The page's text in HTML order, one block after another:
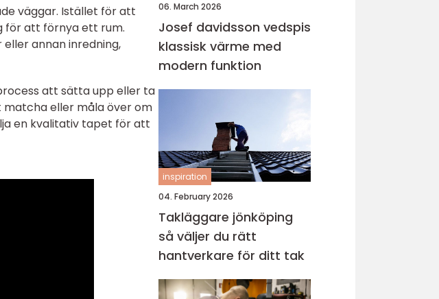
väggar. Istället för att
för att förnya ett rum.
annan inredning,
att sätta upp eller ta
eller måla över om
en kvalitativ tapet för att
06. March 2026
Josef davidsson vedspis
klassisk värme med
modern funktion
inspiration
04. February 2026
Takläggare jönköping
så väljer du rätt
hantverkare för ditt tak